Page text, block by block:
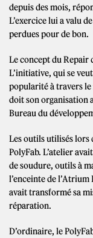
depuis des mois,
L’exercice lui a valu
perdues pour de bon.
Le concept du Repair
L’initiative, qui se
popularité à travers
doit son organisation
Bureau du
Les outils utilisés lors
PolyFab. L’atelier
de soudure, outils à
l’enceinte de
avait transformé sa
réparation.
D’ordinaire, le